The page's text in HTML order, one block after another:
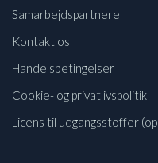
Samarbejdspartnere
Kontakt os
Handelsbetingelser
Cookie- og privatlivspolitik
Licens til udgangsstoffer